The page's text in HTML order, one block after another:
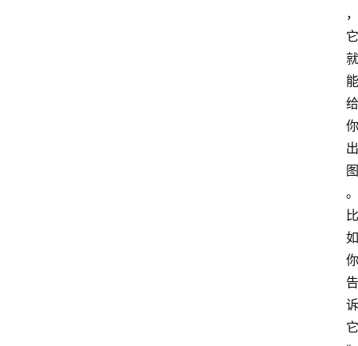
，
它
就
能
给
你
出
图
。
比
如
你
告
诉
它